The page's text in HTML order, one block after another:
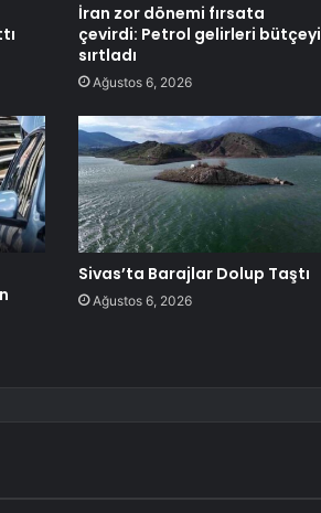
İran zor dönemi fırsata
çevirdi: Petrol gelirleri bütçeyi
sırtladı
Ağustos 6, 2026
Sivas’ta Barajlar Dolup Taştı
Ağustos 6, 2026